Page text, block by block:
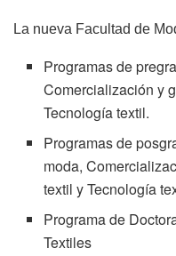
La nueva Facultad de
Programas de
Comercialización y
Tecnología textil.
Programas de
moda,
textil y Tecnología
Programa de
Textiles